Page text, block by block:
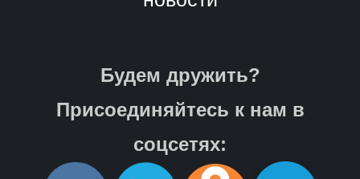
Будем дружить?
Присоединяйтесь к нам в
соцсетях: